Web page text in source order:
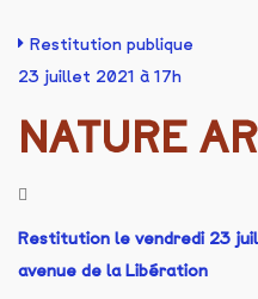
Restitution publique
23 juillet 2021 à 17h
NATURE
Restitution le vendredi 23
avenue de la Libération